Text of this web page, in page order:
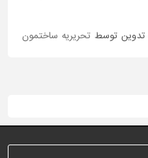
تدوین توسط تحریریه ساختمون